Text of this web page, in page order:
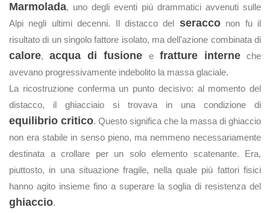
Marmolada, uno degli eventi più drammatici avvenuti sulle
Alpi negli ultimi decenni. Il distacco del seracconon fu il
risultato di un singolo fattore isolato, ma dell'azione combinata di
calore,acqua di fusione e fratture interneche
avevano progressivamente indebolito la massa glaciale.
La ricostruzione conferma un punto decisivo: al momento del
distacco, il ghiacciaio si trovava in una condizione di
equilibrio critico. Questo significa che la massa di ghiaccio
non era stabile in senso pieno, ma nemmeno necessariamente
destinata a crollare per un solo elemento scatenante. Era,
piuttosto, in una situazione fragile, nella quale più fattori fisici
hanno agito insieme fino a superare la soglia di resistenza del
ghiaccio.